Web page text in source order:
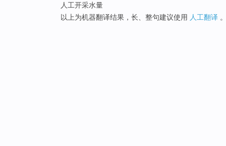
人工开采水量
以上为机器翻译结果，长、整句建议使用 人工翻译